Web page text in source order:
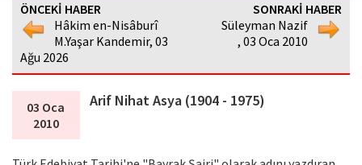
ÖNCEKİ HABER
Hâkim en-Nisâburî
M.Yaşar Kandemir, 03
Ağu 2026
SONRAKİ HABER
Süleyman Nazif
, 03 Oca 2010
03 Oca
2010
Arif Nihat Asya (1904 - 1975)